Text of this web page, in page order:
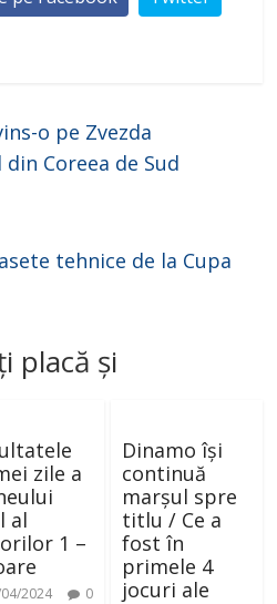
o pe Zvezda
Coreea de Sud
tehnice de la Cupa
placă și
zile a
al
1 –
2024 0
Dinamo își
continuă
marșul spre
titlu / Ce a
fost în
primele 4
jocuri ale